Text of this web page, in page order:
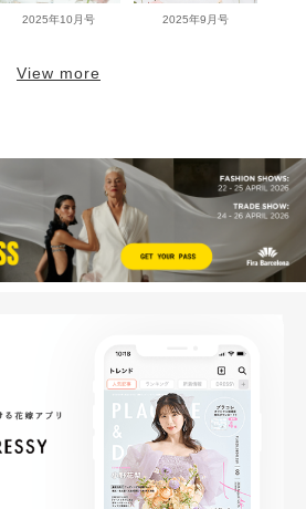
2025年10月号 2025年9月号
View more